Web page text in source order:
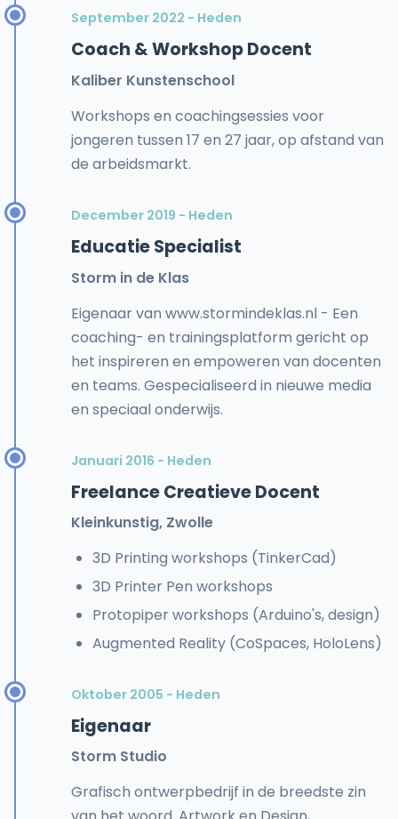
September 2022 - Heden
Coach & Workshop Docent
Kaliber Kunstenschool
Workshops en coachingsessies voor
jongeren tussen 17 en 27 jaar, op afstand van
de arbeidsmarkt.
December 2019 - Heden
Educatie Specialist
Storm in de Klas
Eigenaar van www.stormindeklas.nl - Een
coaching- en trainingsplatform gericht op
het inspireren en empoweren van docenten
en teams. Gespecialiseerd in nieuwe media
en speciaal onderwijs.
Januari 2016 - Heden
Freelance Creatieve Docent
Kleinkunstig, Zwolle
3D Printing workshops (TinkerCad)
3D Printer Pen workshops
Protopiper workshops (Arduino's, design)
Augmented Reality (CoSpaces, HoloLens)
Oktober 2005 - Heden
Eigenaar
Storm Studio
Grafisch ontwerpbedrijf in de breedste zin